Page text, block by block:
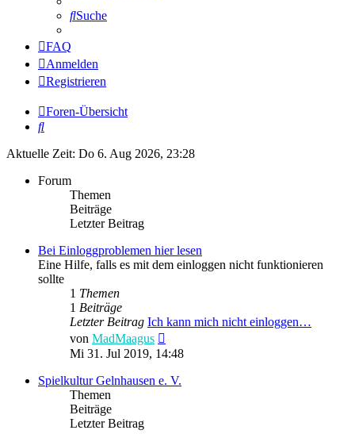
Suche
FAQ
Anmelden
Registrieren
Foren-Übersicht
Suche
Aktuelle Zeit: Do 6. Aug 2026, 23:28
Forum
Themen
Beiträge
Letzter Beitrag
Bei Einloggproblemen hier lesen
Eine Hilfe, falls es mit dem einloggen nicht funktionieren
sollte
1 Themen
1 Beiträge
Letzter Beitrag Ich kann mich nicht einloggen…
von MadMaagus
Beitrag
Mi 31. Jul 2019, 14:48
Spielkultur Gelnhausen e. V.
Themen
Beiträge
Letzter Beitrag